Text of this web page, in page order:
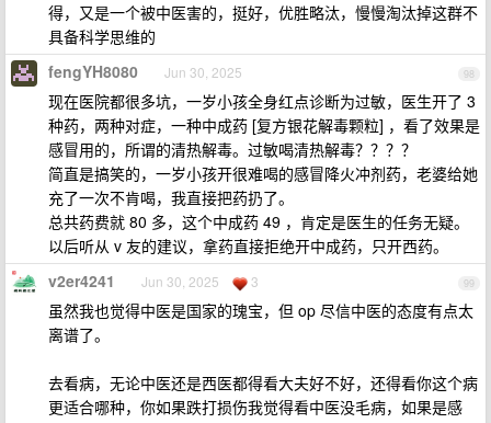
得，又是一个被中医害的，挺好，优胜略汰，慢慢淘汰掉这群不
具备科学思维的
98
fengYH8080 Jun 30, 2025
现在医院都很多坑，一岁小孩全身红点诊断为过敏，医生开了 3
种药，两种对症，一种中成药 [复方银花解毒颗粒] ，看了效果是
感冒用的，所谓的清热解毒。过敏喝清热解毒？？？？
简直是搞笑的，一岁小孩开很难喝的感冒降火冲剂药，老婆给她
充了一次不肯喝，我直接把药扔了。
总共药费就 80 多，这个中成药 49 ，肯定是医生的任务无疑。
以后听从 v 友的建议，拿药直接拒绝开中成药，只开西药。
99
v2er4241 Jun 30, 2025 3
虽然我也觉得中医是国家的瑰宝，但 op 尽信中医的态度有点太
离谱了。
去看病，无论中医还是西医都得看大夫好不好，还得看你这个病
更适合哪种，你如果跌打损伤我觉得看中医没毛病，如果是感